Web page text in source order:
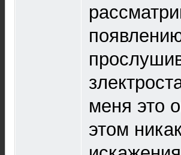
меня это
этом